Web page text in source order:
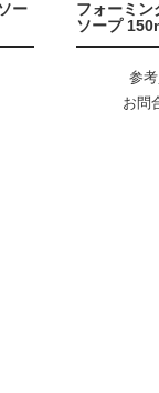
ー
フォーミン
ソープ
参
お問